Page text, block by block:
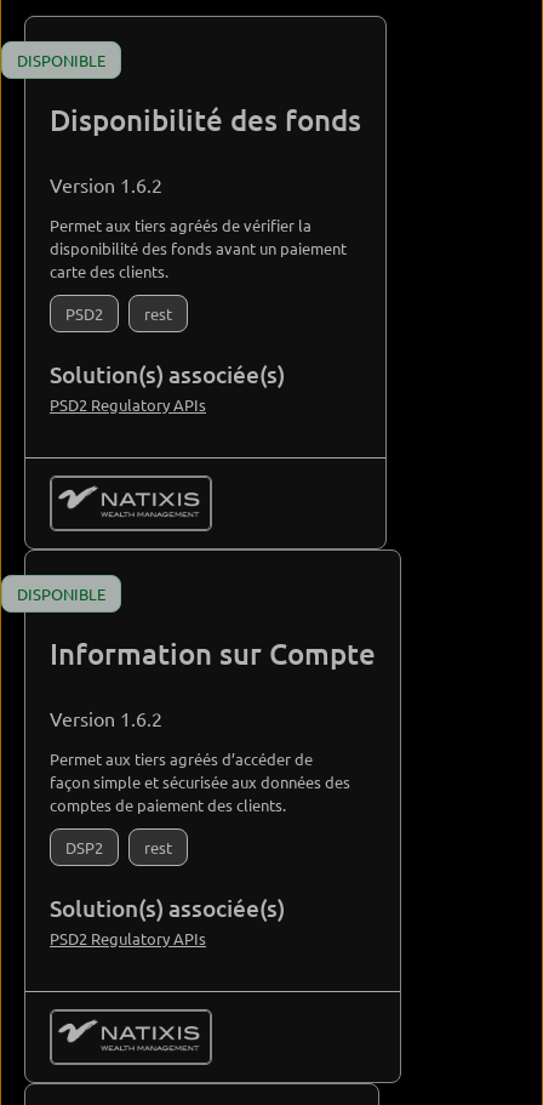
DISPONIBLE
Disponibilité des fonds
Version 1.6.2
Permet aux tiers agréés de vérifier la
disponibilité des fonds avant un paiement
carte des clients.
PSD2 rest
Solution(s) associée(s)
PSD2 Regulatory APIs
DISPONIBLE
Information sur Compte
Version 1.6.2
Permet aux tiers agréés d’accéder de
façon simple et sécurisée aux données des
comptes de paiement des clients.
DSP2 rest
Solution(s) associée(s)
PSD2 Regulatory APIs